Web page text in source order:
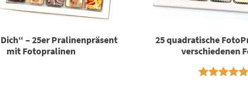
– 25er Pralinenpräsent
mit Fotopralinen
25 quadratische
verschiedenen